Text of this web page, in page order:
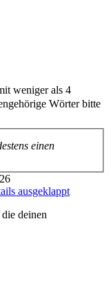
weniger als 4
Wörter bitte
einen
ausgeklappt
deinen